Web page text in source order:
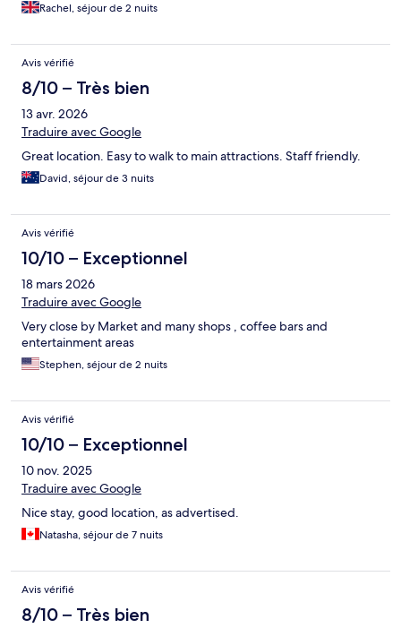
Rachel, séjour de 2 nuits
Avis vérifié
8/10 – Très bien
13 avr. 2026
Traduire avec Google
Great location. Easy to walk to main attractions. Staff friendly.
David, séjour de 3 nuits
Avis vérifié
10/10 – Exceptionnel
18 mars 2026
Traduire avec Google
Very close by Market and many shops , coffee bars and
entertainment areas
Stephen, séjour de 2 nuits
Avis vérifié
10/10 – Exceptionnel
10 nov. 2025
Traduire avec Google
Nice stay, good location, as advertised.
Natasha, séjour de 7 nuits
Avis vérifié
8/10 – Très bien